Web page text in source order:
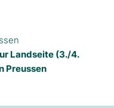
Landseite (3./4.
Preussen